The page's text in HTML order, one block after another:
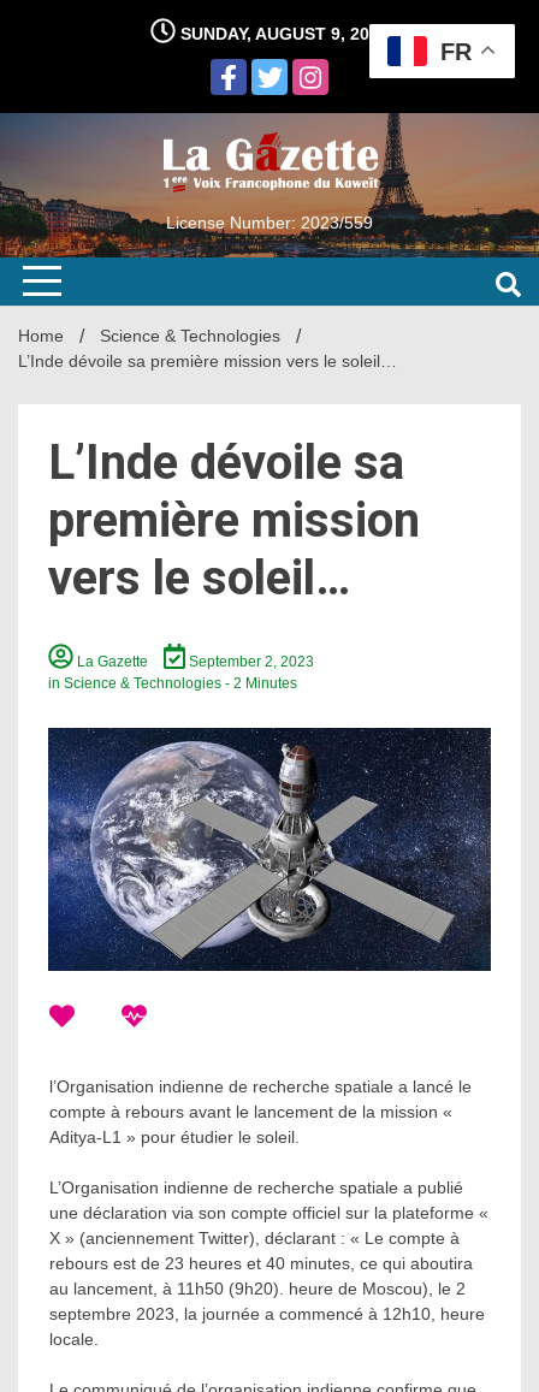
SUNDAY, AUGUST 9, 2026
License Number: 2023/559
Home
Science & Technologies
L’Inde dévoile sa première mission vers le soleil…
L’Inde dévoile sa
première mission
vers le soleil…
La Gazette
September 2, 2023
in Science & Technologies - 2 Minutes
l’Organisation indienne de recherche spatiale a lancé le
compte à rebours avant le lancement de la mission «
Aditya-L1 » pour étudier le soleil.
L’Organisation indienne de recherche spatiale a publié
une déclaration via son compte officiel sur la plateforme «
X » (anciennement Twitter), déclarant : « Le compte à
rebours est de 23 heures et 40 minutes, ce qui aboutira
au lancement, à 11h50 (9h20). heure de Moscou), le 2
septembre 2023, la journée a commencé à 12h10, heure
locale.
FR